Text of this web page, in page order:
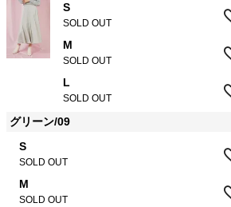
S
SOLD OUT
M
SOLD OUT
L
SOLD OUT
グリーン/09
S
SOLD OUT
M
SOLD OUT